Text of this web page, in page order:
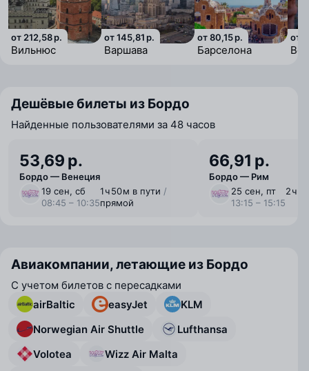
от 212,58 р.
Вильнюс
от 145,81 р.
Варшава
от 80,15 р.
Барселона
от
Дешёвые билеты из Бордо
Найденные пользователями за 48 часов
53,69 р.
Бордо — Венеция
19 сен, сб
08:45 – 10:35
1 ⁠ч 50 ⁠м в пути /
прямой
66,91 р.
Бордо — Рим
25 сен, пт
13:15 – 15:15
2 ⁠ч
Авиакомпании, летающие из Бордо
С учетом билетов с пересадками
airBaltic
easyJet
KLM
Norwegian Air Shuttle
Lufthansa
Volotea
Wizz Air Malta